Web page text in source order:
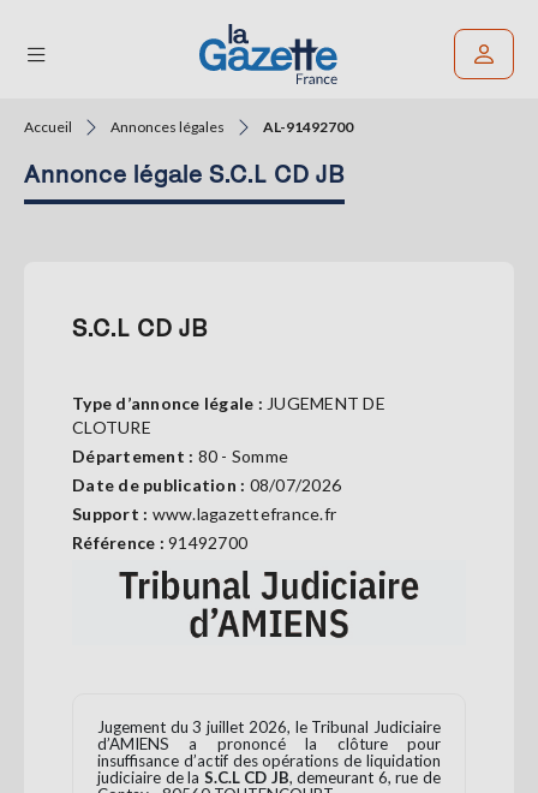
THÉMATIQUES
SERVICES
GAZETTE
Se
connecter
Accueil Annonces légales AL-91492700
Annonce légale S.C.L CD JB
S.C.L CD JB
Type d’annonce légale : JUGEMENT DE
CLOTURE
Département : 80 - Somme
Date de publication : 08/07/2026
Support : www.lagazettefrance.fr
Référence : 91492700
Jugement du 3 juillet 2026, le Tribunal Judiciaire
d’AMIENS a prononcé la clôture pour
insuffisance d’actif des opérations de liquidation
judiciaire de la S.C.L CD JB, demeurant 6, rue de